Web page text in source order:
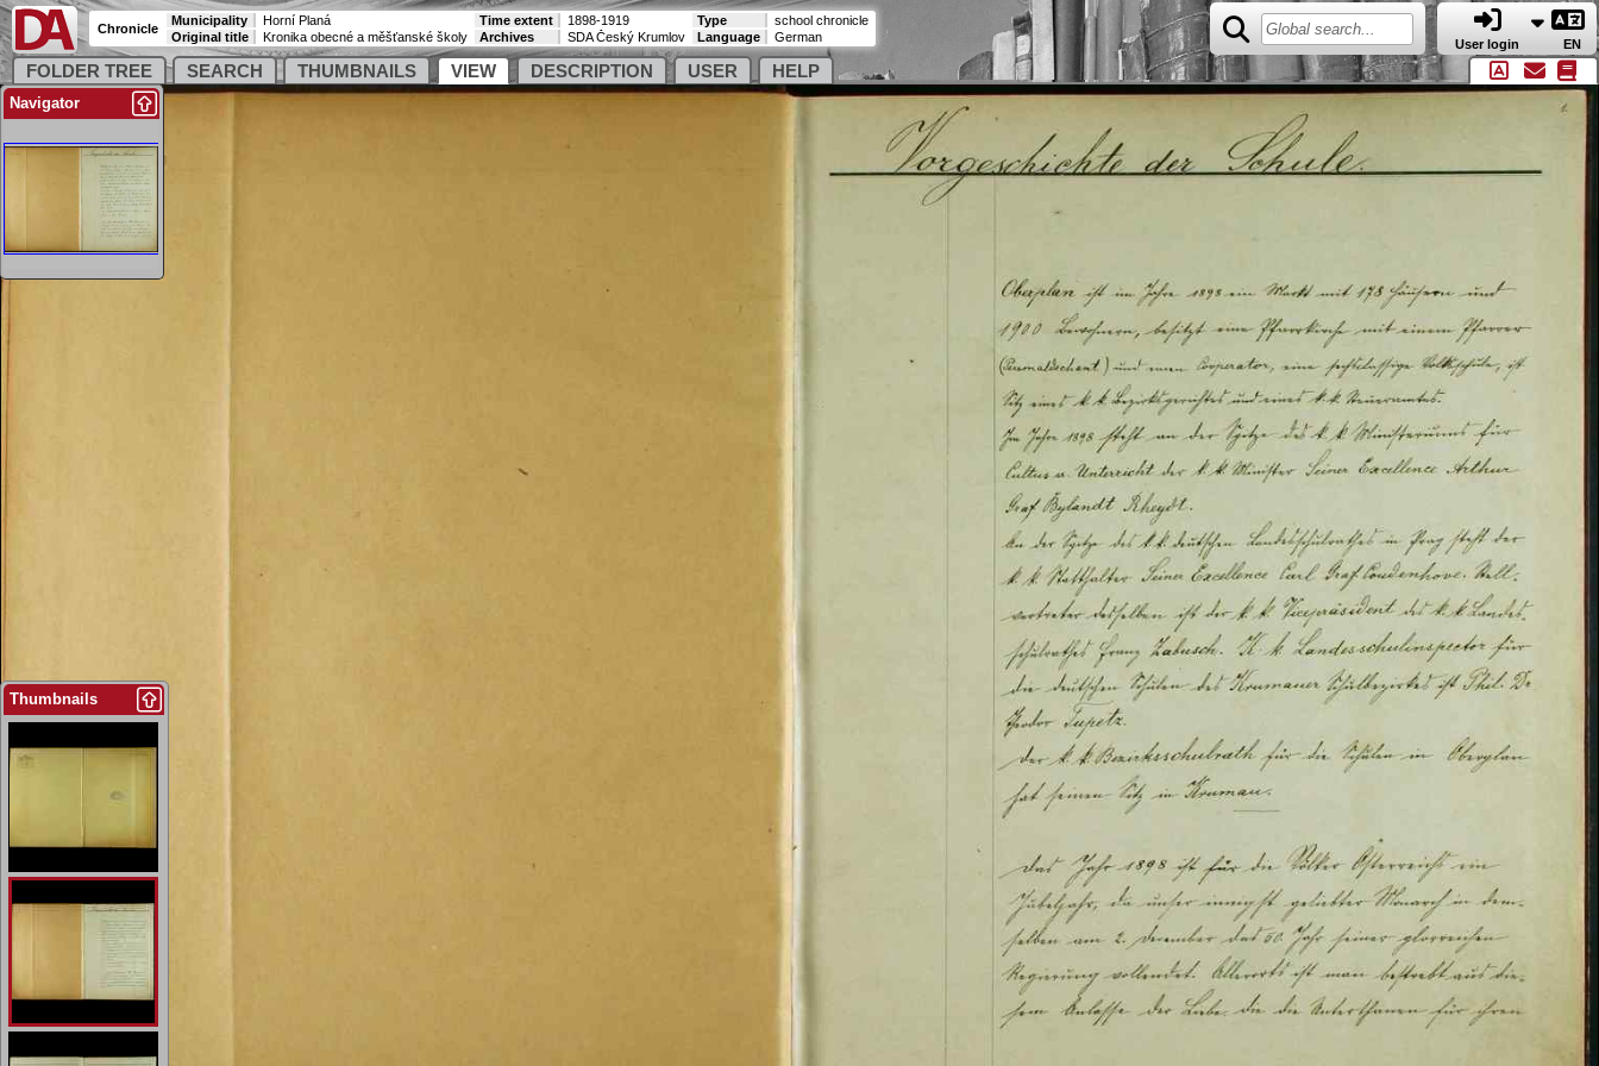
Chronicle
Municipality Horní Planá Time extent 1898-1919 Type
school chronicle
Original title
Kronika obecné a měšťanské školy Archives SDA Český Krumlov Language German User login EN
FOLDER TREE SEARCH THUMBNAILS VIEW DESCRIPTION USER HELP